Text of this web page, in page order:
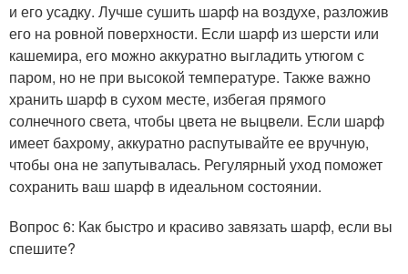
и его усадку. Лучше сушить шарф на воздухе, разложив
его на ровной поверхности. Если шарф из шерсти или
кашемира, его можно аккуратно выгладить утюгом с
паром, но не при высокой температуре. Также важно
хранить шарф в сухом месте, избегая прямого
солнечного света, чтобы цвета не выцвели. Если шарф
имеет бахрому, аккуратно распутывайте ее вручную,
чтобы она не запутывалась. Регулярный уход поможет
сохранить ваш шарф в идеальном состоянии.
Вопрос 6: Как быстро и красиво завязать шарф, если вы
спешите?